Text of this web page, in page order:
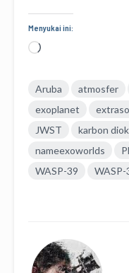
Menyukai ini:
Memuat...
Aruba atmosfer
exoplanet
JWST
karbon
nameexoworlds
WASP-39
WASP-